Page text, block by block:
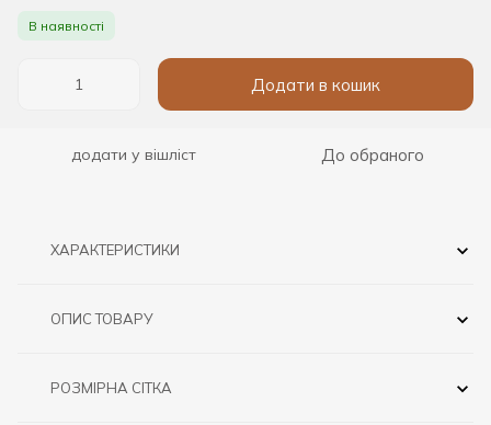
В наявності
Додати в кошик
додати у вішліст До обраного
ХАРАКТЕРИСТИКИ
ОПИС ТОВАРУ
РОЗМІРНА СІТКА